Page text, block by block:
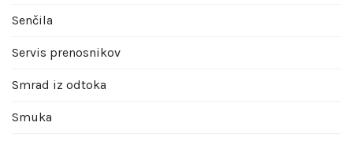
Senčila
Servis prenosnikov
Smrad iz odtoka
Smuka